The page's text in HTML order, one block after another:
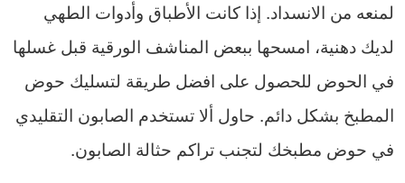
لمنعه من الانسداد. إذا كانت الأطباق وأدوات الطهي
لديك دهنية، امسحها ببعض المناشف الورقية قبل غسلها
في الحوض للحصول على افضل طريقة لتسليك حوض
المطبخ بشكل دائم. حاول ألا تستخدم الصابون التقليدي
في حوض مطبخك لتجنب تراكم حثالة الصابون.